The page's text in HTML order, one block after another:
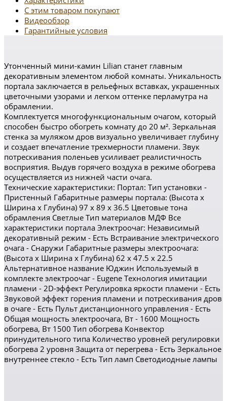
С этим товаром покупают
Видеообзор
Гарантийные условия
Утонченный мини-камин Lilian станет главным
декоративным элементом любой комнаты. Уникальность
портала заключается в рельефных вставках, украшенных
цветочными узорами и легком оттенке перламутра на
обрамлении.
Комплектуется многофункциональным очагом, который
способен быстро обогреть комнату до 20 м². Зеркальная
стенка за муляжом дров визуально увеличивает глубину
и создает впечатление трехмерности пламени. Звук
потрескивания поленьев усиливает реалистичность
восприятия. Выдув горячего воздуха в режиме обогрева
осуществляется из нижней части очага.
Технические характеристики: Портал: Тип установки -
Пристенный Габаритные размеры портала: (Высота x
Ширина x Глубина) 97 x 89 x 36.5 Цветовые тона
обрамления Светлые Тип материалов МДФ Все
характеристики портала Электроочаг: Независимый
декоративный режим - Есть Встраивание электрического
очага - Снаружи Габаритные размеры электроочага:
(Высота x Ширина x Глубина) 62 x 47.5 x 22.5
Альтернативное название Юджин Используемый в
комплекте электроочаг - Eugene Технология имитации
пламени - 2D-эффект Регулировка яркости пламени - Есть
Звуковой эффект горения пламени и потрескивания дров
в очаге - Есть Пульт дистанционного управления - Есть
Общая мощность электроочага, Вт - 1600 Мощность
обогрева, Вт 1500 Тип обогрева Конвектор
принудительного типа Количество уровней регулировки
обогрева 2 уровня Защита от перегрева - Есть Зеркальное
внутреннее стекло - Есть Тип ламп Светодиодные лампы